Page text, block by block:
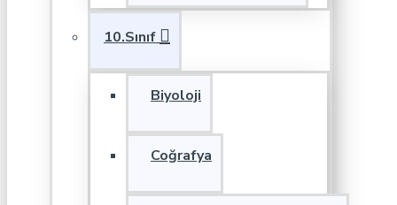
10.Sınıf
Biyoloji
Coğrafya